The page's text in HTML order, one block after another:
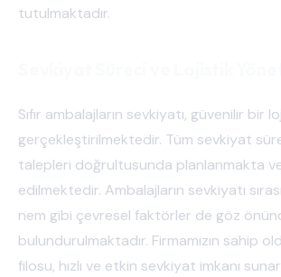
tutulmaktadır.
Sıfır ambalajların sevkiyatı, güvenilir bir
gerçekleştirilmektedir. Tüm sevkiyat
talepleri doğrultusunda planlanmakta
edilmektedir. Ambalajların sevkiyatı
nem gibi çevresel faktörler de göz
bulundurulmaktadır. Firmamızın sahip
filosu, hızlı ve etkin sevkiyat imkanı